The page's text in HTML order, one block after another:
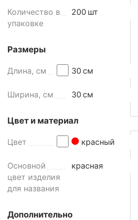
у
б
о
к
у
и
е
с
л
ь
н
я
Количество в
упаковке
200 шт
Размеры
Длина, см 30 см
Ширина, см 30 см
Цвет и материал
Цвет красный
Основной
цвет изделия
для названия
красная
Дополнительно